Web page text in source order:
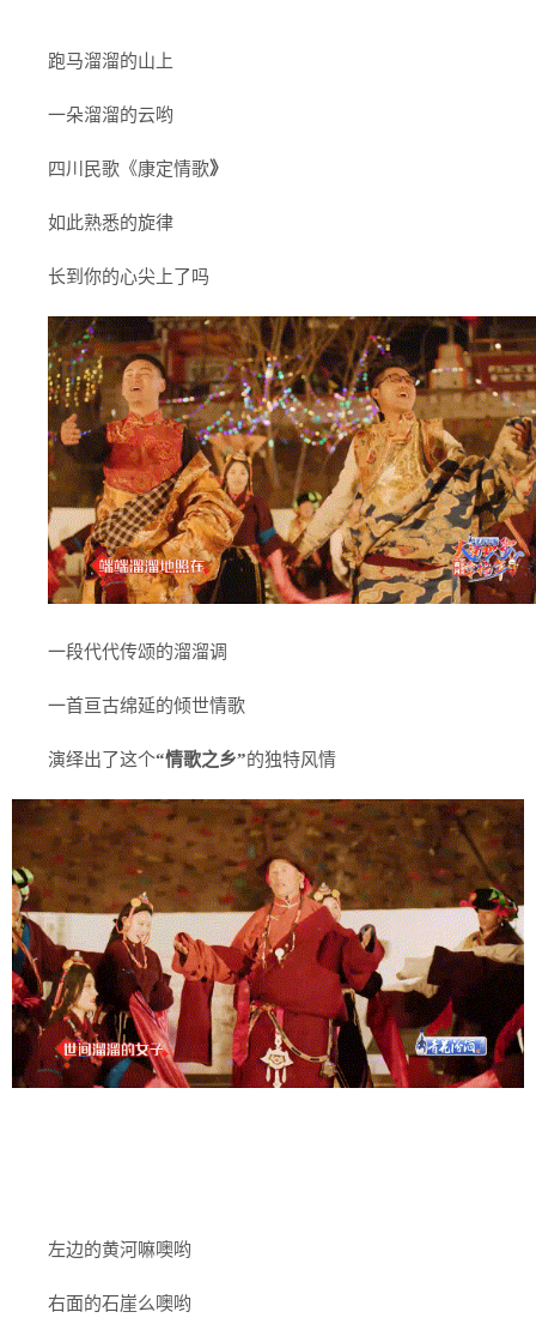
跑马溜溜的山上
一朵溜溜的云哟
四川民歌《康定情歌》
如此熟悉的旋律
长到你的心尖上了吗
一段代代传颂的溜溜调
一首亘古绵延的倾世情歌
演绎出了这个“情歌之乡”的独特风情
左边的黄河嘛噢哟
右面的石崖么噢哟